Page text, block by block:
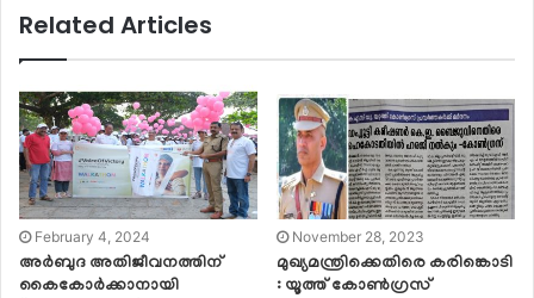
Related Articles
February 4, 2024
അർബുദ അതിജീവനത്തിന്
കൈകോർക്കാനായി
November 28, 2023
മുഖ്യമന്ത്രിക്കെതിരെ കരിങ്കൊടി
: യൂത്ത് കോൺഗ്രസ്